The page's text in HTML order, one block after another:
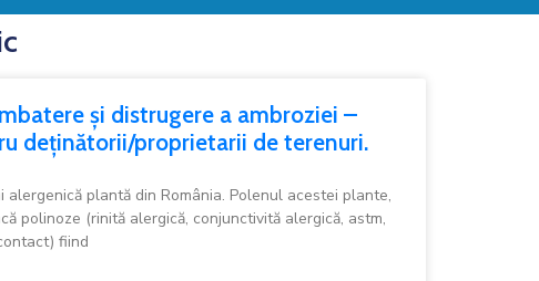
și distrugere a ambroziei –
deținătorii/proprietarii de terenuri.
alergenică plantă din România. Polenul acestei plante,
polinoze (rinită alergică, conjunctivită alergică, astm,
fiind